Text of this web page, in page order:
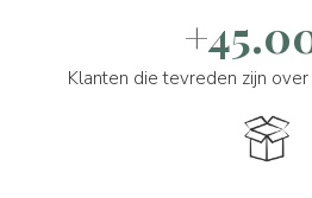
Klanten die tevreden zijn